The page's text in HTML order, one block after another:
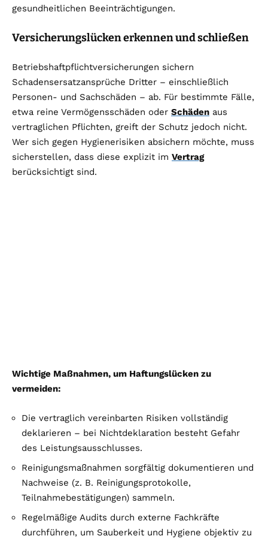
gesundheitlichen Beeinträchtigungen.
Versicherungslücken erkennen und schließen
Betriebshaftpflichtversicherungen sichern
Schadensersatzansprüche Dritter – einschließlich
Personen- und Sachschäden – ab. Für bestimmte Fälle,
etwa reine Vermögensschäden oder Schäden aus
vertraglichen Pflichten, greift der Schutz jedoch nicht.
Wer sich gegen Hygienerisiken absichern möchte, muss
sicherstellen, dass diese explizit im Vertrag
berücksichtigt sind.
Wichtige Maßnahmen, um Haftungslücken zu
vermeiden:
Die vertraglich vereinbarten Risiken vollständig
deklarieren – bei Nichtdeklaration besteht Gefahr
des Leistungsausschlusses.
Reinigungsmaßnahmen sorgfältig dokumentieren und
Nachweise (z. B. Reinigungsprotokolle,
Teilnahmebestätigungen) sammeln.
Regelmäßige Audits durch externe Fachkräfte
durchführen, um Sauberkeit und Hygiene objektiv zu